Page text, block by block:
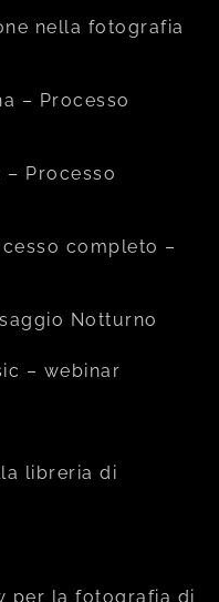
nella fotografia
– Processo
Processo
completo –
Notturno
– webinar
libreria di
per la fotografia di